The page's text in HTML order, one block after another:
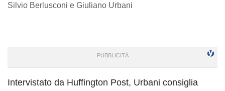
Silvio Berlusconi e Giuliano Urbani
Intervistato da Huffington Post, Urbani consiglia